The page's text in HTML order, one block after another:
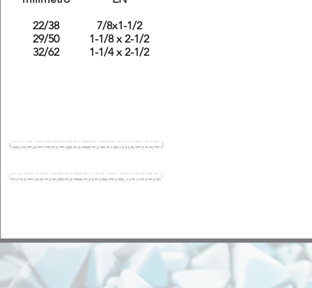
22/38
29/50
32/62
7/8x1-1/2
1-1/8 x 2-1/2
1-1/4 x 2-1/2
PROCESO DE DESARROLLO
SOLICITUD DE DISPONIBILIDAD